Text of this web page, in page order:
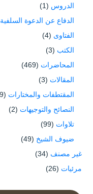
الدروس (1)
الدفاع عن الدعوة السلفية
الفتاوى (4)
الكتب (3)
المحاضرات (469)
المقالات (3)
المقتطفات والمختارات (59)
النصائح والتوجيهات (2)
تلاوات (99)
ضيوف الشيخ (49)
غير مصنف (34)
مرئيات (26)